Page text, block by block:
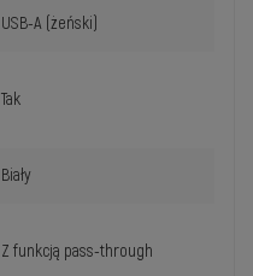
USB-A (żeński)
Tak
Biały
Z funkcją pass-through